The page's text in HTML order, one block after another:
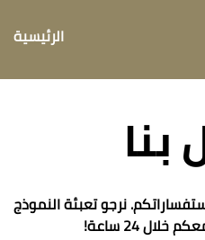
الرئيسية
بنا
نرجو تعبئة النموذج
24 ساعة!